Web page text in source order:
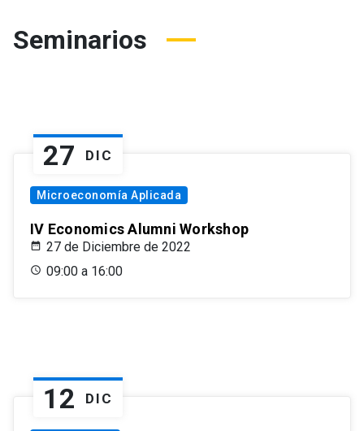
Seminarios
27 DIC
Microeconomía Aplicada
IV Economics Alumni Workshop
27 de Diciembre de 2022
09:00 a 16:00
12 DIC